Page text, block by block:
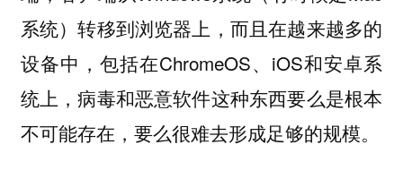
系统）转移到浏览器上，而且在越来越多的
设备中，包括在ChromeOS、iOS和安卓系
统上，病毒和恶意软件这种东西要么是根本
不可能存在，要么很难去形成足够的规模。